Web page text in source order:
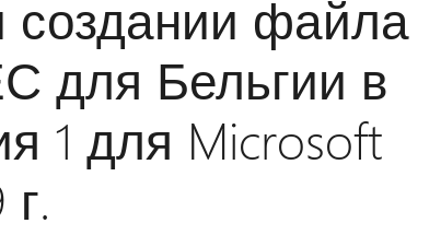
файла
для Бельгии в
1 для Microsoft